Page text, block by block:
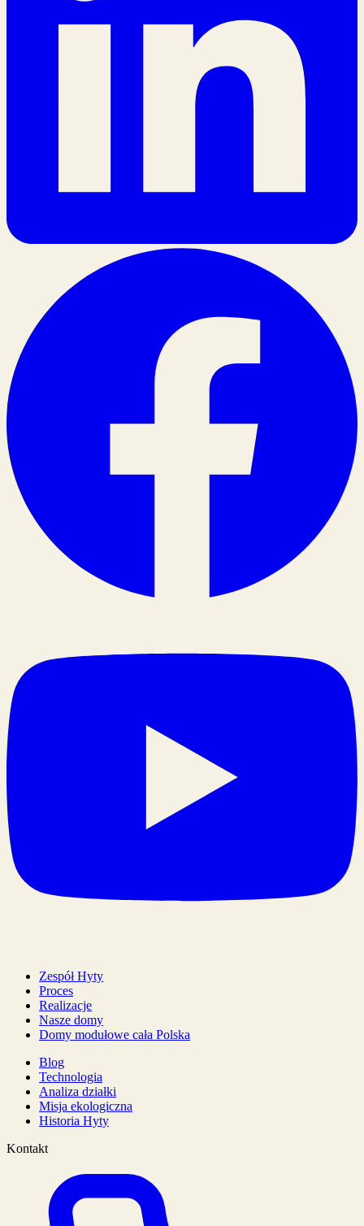
Zespół Hyty
Proces
Realizacje
Nasze domy
Domy modułowe cała Polska
Blog
Technologia
Analiza działki
Misja ekologiczna
Historia Hyty
Kontakt